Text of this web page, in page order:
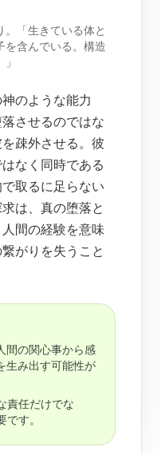
。「生きている体と
を含んでいる。構造
のような能力
させるのではな
疎外させる。彼
なく同時である
取るに足らない
は、真の堕落と
間の経験を意味
がりを失うこと
間の関心事から感
生み出す可能性が
責任だけでな
です。